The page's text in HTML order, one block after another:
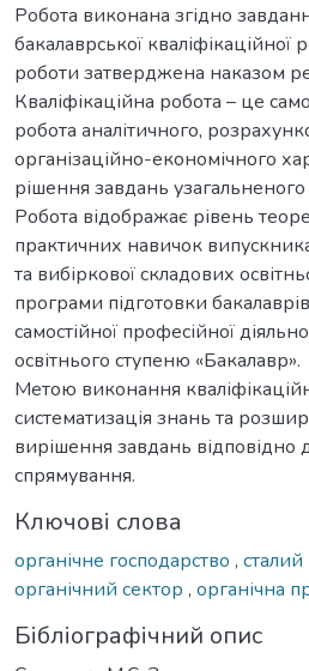
Робота виконана згідно
бакалаврської кваліфікаційної
роботи затверджена наказом
Кваліфікаційна робота – це
робота аналітичного,
організаційно-економічного
рішення завдань
Робота відображає рівень
практичних навичок
та вибіркової складових
програми підготовки
самостійної професійної
освітнього ступеню «Бакалавр».
Метою виконання
систематизація знань та
вирішення завдань відповідно
спрямування.
Ключові слова
органічне господарство ,
органічний сектор , органічна
Бібліографічний опис